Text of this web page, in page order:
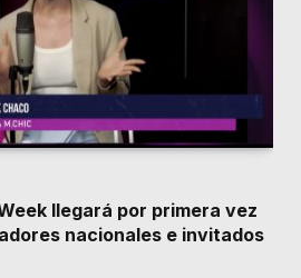
llegará por primera vez
nacionales e invitados